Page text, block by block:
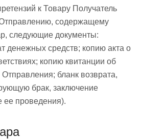
к Товару Получатель
содержащему
следующие документы:
денежных средств; копию акта о
копию квитанции об
бланк возврата,
брак, заключение
ее проведения).